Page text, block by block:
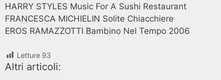
HARRY STYLES Music For A Sushi Restaurant
FRANCESCA MICHIELIN Solite Chiacchiere
EROS RAMAZZOTTI Bambino Nel Tempo 2006
Letture 93
Altri articoli: